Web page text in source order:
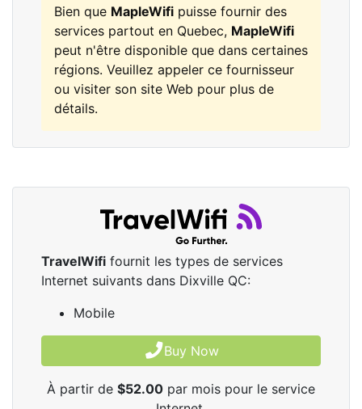
Bien que MapleWifi puisse fournir des
services partout en Quebec, MapleWifi
peut n'être disponible que dans certaines
régions. Veuillez appeler ce fournisseur
ou visiter son site Web pour plus de
détails.
TravelWifi fournit les types de services
Internet suivants dans Dixville QC:
Mobile
Buy Now
À partir de $52.00 par mois pour le service